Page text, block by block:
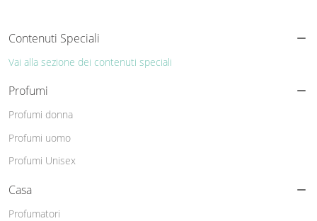
Contenuti Speciali
Vai alla sezione dei contenuti speciali
Profumi
Profumi donna
Profumi uomo
Profumi Unisex
Casa
Profumatori